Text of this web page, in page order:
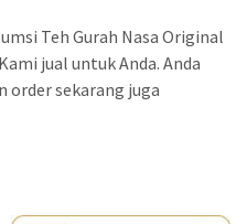
Teh Gurah Nasa Original
jual untuk Anda. Anda
order sekarang juga